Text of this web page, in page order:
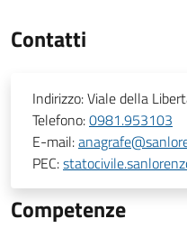
Contatti
Indirizzo:Viale della
Telefono:0981.953103
E-mail:
PEC:
Competenze